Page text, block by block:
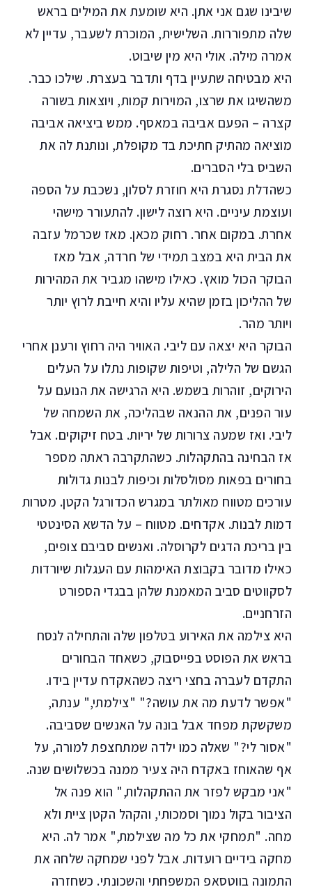
שיבינו שגם אני אתן. היא שומעת את המילים בראש
שלה מתפוררות. השלישית, המוכרת לשעבר, עדיין לא
אמרה מילה. אולי היא מין שיבוט.
היא מבטיחה שתעיין בדף ותדבר בעצרת. שילכו כבר.
משהשיגו את שרצו, המוירות קמות, ויוצאות בשורה
קצרה – הפעם אביבה במאסף. ממש ביציאה אביבה
מוציאה מהתיק חתיכת בד מקופלת, ונותנת לה את
השביס בלי הסברים.
כשהדלת נסגרת היא חוזרת לסלון, נשכבת על הספה
ועוצמת עיניים. היא רוצה לישון. להתעורר מישהי
אחרת. במקום אחר. רחוק מכאן. מאז שכרמל עזבה
את הבית היא במצב תמידי של חרדה, אבל מאז
הבוקר הכול מואץ. כאילו מישהו מגביר את המהירות
של ההליכון בזמן שהיא עליו והיא חייבת לרוץ יותר
ויותר מהר.
הבוקר היא יצאה עם ליבי. האוויר היה רחוץ ורענן אחרי
הגשם של הלילה, וטיפות שקופות נתלו על העלים
הירוקים, זוהרות בשמש. היא הרגישה את הנועם על
עור הפנים, את ההנאה שבהליכה, את השמחה של
ליבי. ואז שמעה צרורות של יריות. בטח זיקוקים. אבל
אז הבחינה בהתקהלות. כשהתקרבה ראתה מספר
בחורים בפאות מסולסלות וכיפות לבנות גדולות
עורכים מטווח מאולתר במגרש הכדורגל הקטן. מטרות
דמות לבנות. אקדחים. מטווח – על הדשא הסינטטי
בין בריכת הדגים לקרוסלה. ואנשים סביבם צופים,
כאילו מדובר בקבוצת האימהות עם העגלות שיורדות
לסקווטים סביב המאמנת שלהן בבגדי הספורט
הזרחניים.
היא צילמה את האירוע בטלפון שלה והתחילה לנסח
בראש את הפוסט בפייסבוק, כשאחד הבחורים
התקדם לעברה בחצי ריצה כשהאקדח עדיין בידו.
"אפשר לדעת מה את עושה?" "צילמתי," ענתה,
משקשקת מפחד אבל בונה על האנשים שסביבה.
"אסור לי?" שאלה כמו ילדה שמתחצפת למורה, על
אף שהאוחז באקדח היה צעיר ממנה בכשלושים שנה.
"אני מבקש לפזר את ההתקהלות," הוא פנה אל
הציבור בקול נמוך וסמכותי, והקהל הקטן ציית ולא
מחה. "תמחקי את כל מה שצילמת," אמר לה. היא
מחקה בידיים רועדות. אבל לפני שמחקה שלחה את
התמונה בווטסאפ המשפחתי והשכונתי. כשחזרה